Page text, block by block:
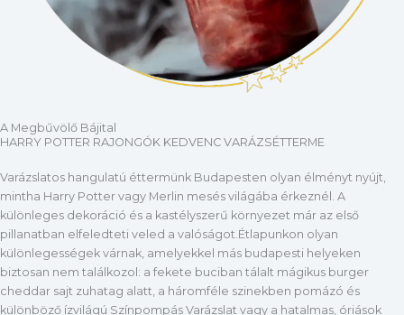
A Megbűvölő Bájital
HARRY POTTER RAJONGÓK KEDVENC VARÁZSÉTTERME
Varázslatos hangulatú éttermünk Budapesten olyan élményt nyújt,
mintha Harry Potter vagy Merlin mesés világába érkeznél. A
különleges dekoráció és a kastélyszerű környezet már az első
pillanatban elfeledteti veled a valóságot.Étlapunkon olyan
különlegességek várnak, amelyekkel más budapesti helyeken
biztosan nem találkozol: a fekete buciban tálalt mágikus burger
cheddar sajt zuhatag alatt, a háromféle szinekben pomázó és
különböző ízvilágú Színpompás Varázslat vagy a hatalmas, óriások